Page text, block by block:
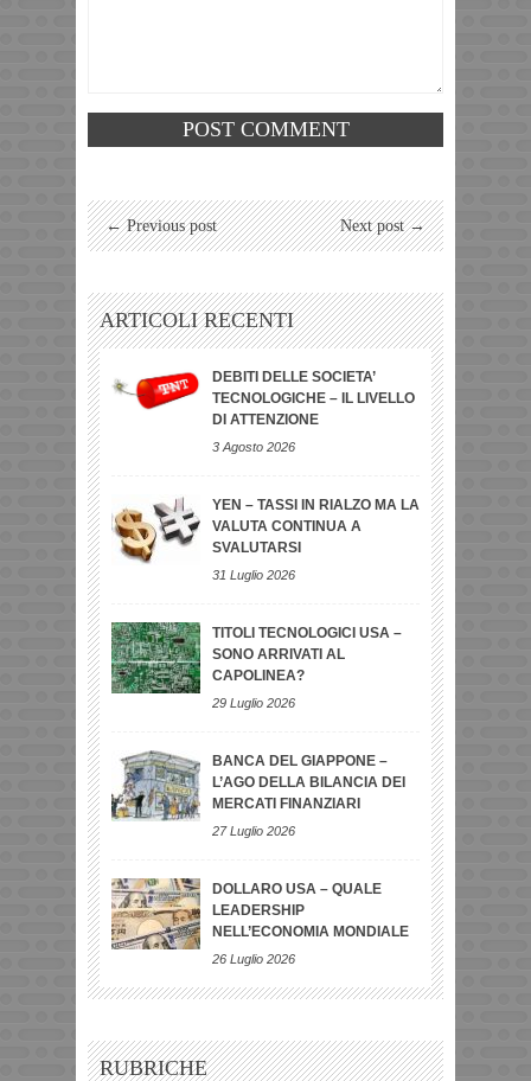
← Previous post Next post →
ARTICOLI RECENTI
DEBITI DELLE SOCIETA’
TECNOLOGICHE – IL LIVELLO
DI ATTENZIONE
3 Agosto 2026
YEN – TASSI IN RIALZO MA LA
VALUTA CONTINUA A
SVALUTARSI
31 Luglio 2026
TITOLI TECNOLOGICI USA –
SONO ARRIVATI AL
CAPOLINEA?
29 Luglio 2026
BANCA DEL GIAPPONE –
L’AGO DELLA BILANCIA DEI
MERCATI FINANZIARI
27 Luglio 2026
DOLLARO USA – QUALE
LEADERSHIP
NELL’ECONOMIA MONDIALE
26 Luglio 2026
RUBRICHE